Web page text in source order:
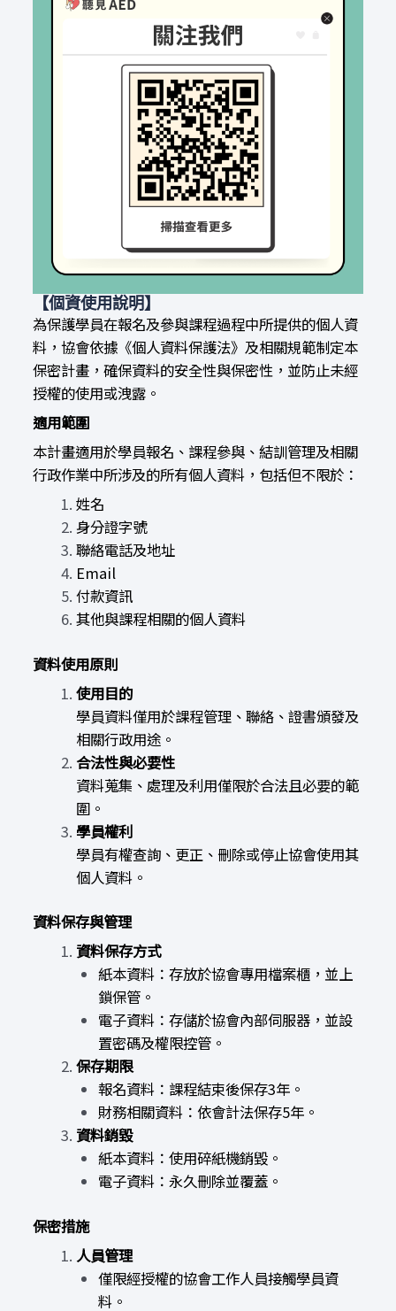
【個資使用說明】
為保護學員在報名及參與課程過程中所提供的個人資
料，協會依據《個人資料保護法》及相關規範制定本
保密計畫，確保資料的安全性與保密性，並防止未經
授權的使用或洩露。
適用範圍
本計畫適用於學員報名、課程參與、結訓管理及相關
行政作業中所涉及的所有個人資料，包括但不限於：
姓名
身分證字號
聯絡電話及地址
Email
付款資訊
其他與課程相關的個人資料
資料使用原則
使用目的
學員資料僅用於課程管理、聯絡、證書頒發及
相關行政用途。
合法性與必要性
資料蒐集、處理及利用僅限於合法且必要的範
圍。
學員權利
學員有權查詢、更正、刪除或停止協會使用其
個人資料。
資料保存與管理
資料保存方式
紙本資料：存放於協會專用檔案櫃，並上
鎖保管。
電子資料：存儲於協會內部伺服器，並設
置密碼及權限控管。
保存期限
報名資料：課程結束後保存3年。
財務相關資料：依會計法保存5年。
資料銷毀
紙本資料：使用碎紙機銷毀。
電子資料：永久刪除並覆蓋。
保密措施
人員管理
僅限經授權的協會工作人員接觸學員資
料。